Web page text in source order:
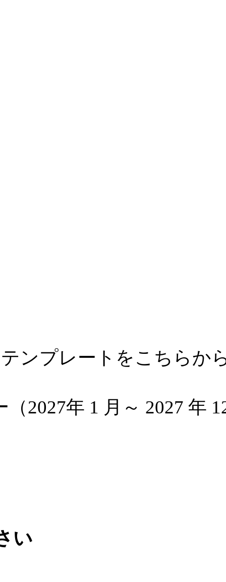
テンプレートをこちら
2027年 1 月～ 2027 年
い